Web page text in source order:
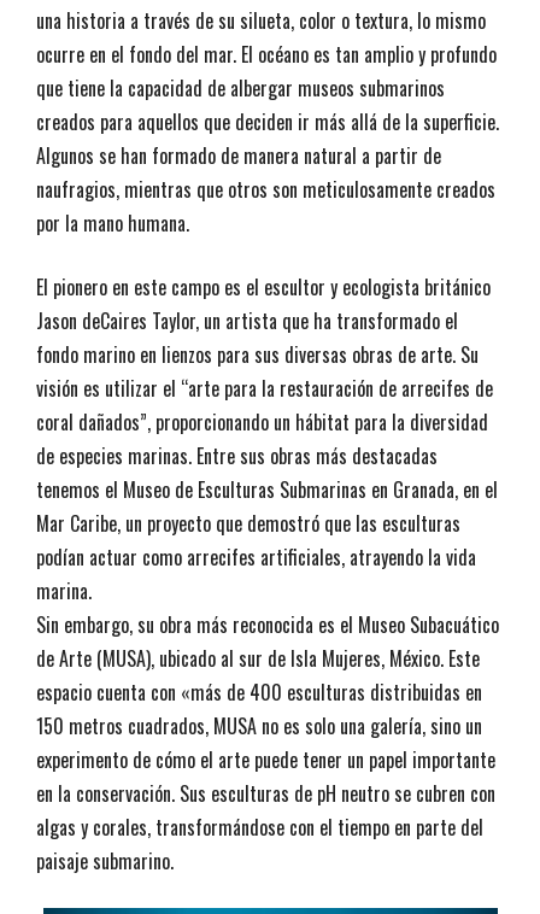
una historia a través de su silueta, color o textura, lo mismo
ocurre en el fondo del mar. El océano es tan amplio y profundo
que tiene la capacidad de albergar museos submarinos
creados para aquellos que deciden ir más allá de la superficie.
Algunos se han formado de manera natural a partir de
naufragios, mientras que otros son meticulosamente creados
por la mano humana.
El pionero en este campo es el escultor y ecologista británico
Jason deCaires Taylor, un artista que ha transformado el
fondo marino en lienzos para sus diversas obras de arte. Su
visión es utilizar el “arte para la restauración de arrecifes de
coral dañados”, proporcionando un hábitat para la diversidad
de especies marinas. Entre sus obras más destacadas
tenemos el Museo de Esculturas Submarinas en Granada, en el
Mar Caribe, un proyecto que demostró que las esculturas
podían actuar como arrecifes artificiales, atrayendo la vida
marina.
Sin embargo, su obra más reconocida es el Museo Subacuático
de Arte (MUSA), ubicado al sur de Isla Mujeres, México. Este
espacio cuenta con «más de 400 esculturas distribuidas en
150 metros cuadrados, MUSA no es solo una galería, sino un
experimento de cómo el arte puede tener un papel importante
en la conservación. Sus esculturas de pH neutro se cubren con
algas y corales, transformándose con el tiempo en parte del
paisaje submarino.